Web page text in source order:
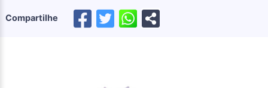
Compartilhe